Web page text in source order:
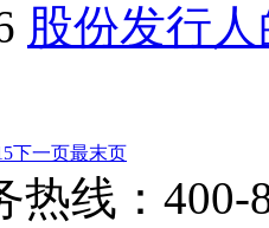
股份发行
下一页最末页
热线：400-